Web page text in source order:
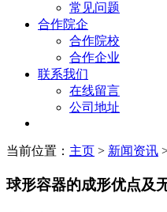
常见问题
合作院企
合作院校
合作企业
联系我们
在线留言
公司地址
当前位置： 主页 > 新闻资讯
球形容器的成形优点及